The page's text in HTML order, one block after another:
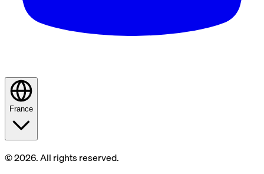
France
© 2026. All rights reserved.